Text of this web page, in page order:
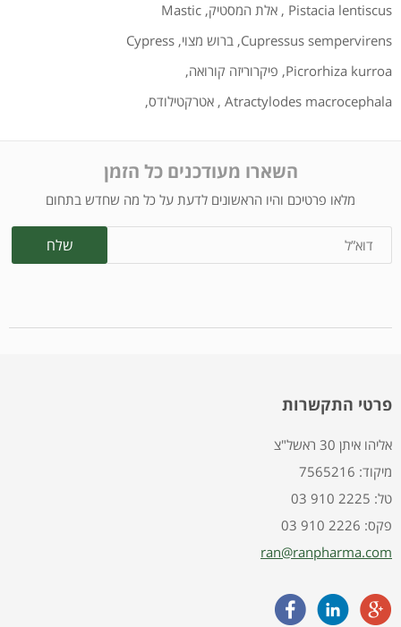
Pistacia lentiscus
, אלת המסטיק,
Mastic
Cupressus sempervirens
, ברוש מצוי,
Cypress
Picrorhiza kurroa
, פיקרוריזה קורואה,
Atractylodes macrocephala
, אטרקטילודס,
השארו מעודכנים כל הזמן
מלאו פרטיכם והיו הראשונים לדעת על כל מה שחדש בתחום
פרטי התקשרות
אליהו איתן 30 ראשל"צ
7565216 :מיקוד
03 910 2225 :טל
03 910 2226 :פקס
ran@ranpharma.com